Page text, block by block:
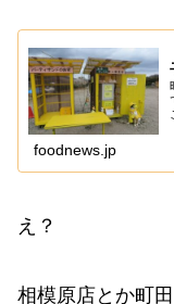
foodnews.jp
え？
相模原店とか町